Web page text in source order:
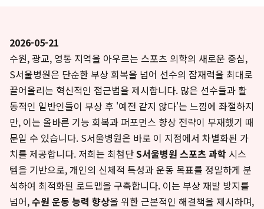
2026-05-21
수원, 광교, 영통 지역을 아우르는 스포츠 의학의 새로운 중심,
S서울병원은 단순한 부상 회복을 넘어 선수의 잠재력을 최대로
끌어올리는 혁신적인 접근법을 제시합니다. 많은 선수들과 활
동적인 일반인들이 부상 후 '예전 같지 않다'는 느낌에 좌절하지
만, 이는 올바른 기능 회복과 퍼포먼스 향상 전략이 부재했기 때
문일 수 있습니다. S서울병원은 바로 이 지점에서 차별화된 가
치를 제공합니다. 저희는 최첨단S서울병원 스포츠 과학 시스
템을 기반으로, 개인의 신체적 특성과 운동 목표를 정밀하게 분
석하여 최적화된 로드맵을 구축합니다. 이는 부상 재발 방지를
넘어,수원 운동 능력 향상을 위한 근본적인 해결책을 제시하며,